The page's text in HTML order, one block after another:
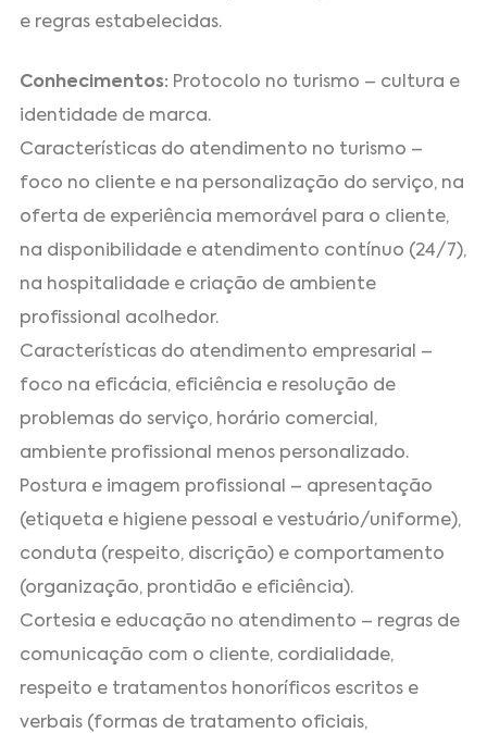
e regras estabelecidas.
Conhecimentos: Protocolo no turismo – cultura e
identidade de marca.
Características do atendimento no turismo –
foco no cliente e na personalização do serviço, na
oferta de experiência memorável para o cliente,
na disponibilidade e atendimento contínuo (24/7),
na hospitalidade e criação de ambiente
profissional acolhedor.
Características do atendimento empresarial –
foco na eficácia, eficiência e resolução de
problemas do serviço, horário comercial,
ambiente profissional menos personalizado.
Postura e imagem profissional – apresentação
(etiqueta e higiene pessoal e vestuário/uniforme),
conduta (respeito, discrição) e comportamento
(organização, prontidão e eficiência).
Cortesia e educação no atendimento – regras de
comunicação com o cliente, cordialidade,
respeito e tratamentos honoríficos escritos e
verbais (formas de tratamento oficiais,